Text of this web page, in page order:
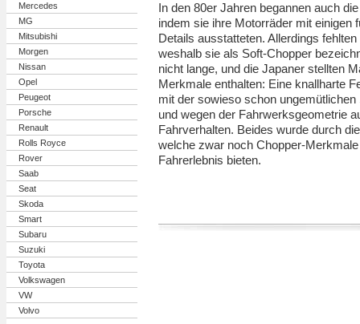
Mercedes
MG
Mitsubishi
Morgen
Nissan
Opel
Peugeot
Porsche
Renault
Rolls Royce
Rover
Saab
Seat
Skoda
Smart
Subaru
Suzuki
Toyota
Volkswagen
VW
Volvo
In den 80er Jahren begannen auch
indem sie ihre Motorräder mit einigen
Details ausstatteten. Allerdings
weshalb sie als Soft-Chopper
nicht lange, und die Japaner stellten
Merkmale enthalten: Eine knallharte
mit der sowieso schon
und wegen der Fahrwerksgeometrie
Fahrverhalten. Beides wurde durch
welche zwar noch Chopper-
Fahrerlebnis bieten.